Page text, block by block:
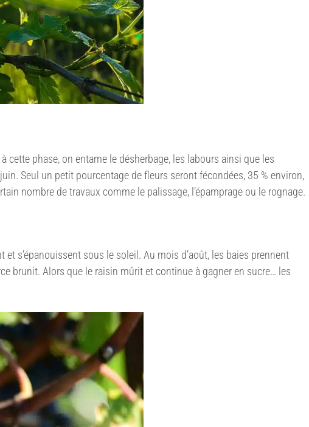
phase, on entame le désherbage, les labours ainsi que les
Seul un petit pourcentage de fleurs seront fécondées, 35 % environ,
nombre de travaux comme le palissage, l’épamprage ou le rognage.
s’épanouissent sous le soleil. Au mois d’août, les baies prennent
brunit. Alors que le raisin mûrit et continue à gagner en sucre… les